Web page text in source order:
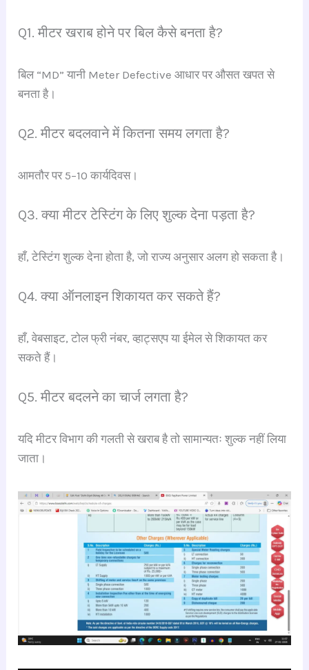
Q1. मीटर खराब होने पर बिल कैसे बनता है?
बिल “MD” यानी Meter Defective आधार पर औसत खपत से
बनता है।
Q2. मीटर बदलवाने में कितना समय लगता है?
आमतौर पर 5–10 कार्यदिवस।
Q3. क्या मीटर टेस्टिंग के लिए शुल्क देना पड़ता है?
हाँ, टेस्टिंग शुल्क देना होता है, जो राज्य अनुसार अलग हो सकता है।
Q4. क्या ऑनलाइन शिकायत कर सकते हैं?
हाँ, वेबसाइट, टोल फ्री नंबर, व्हाट्सएप या ईमेल से शिकायत कर
सकते हैं।
Q5. मीटर बदलने का चार्ज लगता है?
यदि मीटर विभाग की गलती से खराब है तो सामान्यतः शुल्क नहीं लिया
जाता।